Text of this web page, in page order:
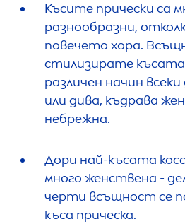
Късите прически са
разнообразни,
повечето хора.
стилизирате късата
различен начин
или дива, къдрава
небрежна.
Дори най-късата
много женствена -
черти всъщност се
къса прическа.